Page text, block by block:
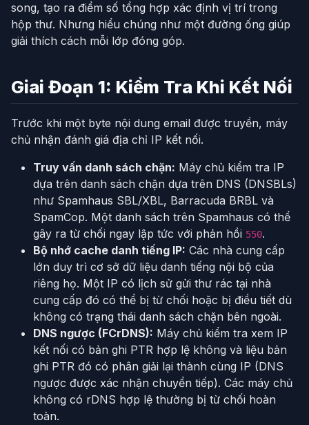
song, tạo ra điểm số tổng hợp xác định vị trí trong
hộp thư. Nhưng hiểu chúng như một đường ống giúp
giải thích cách mỗi lớp đóng góp.
Giai Đoạn 1: Kiểm Tra Khi Kết Nối
Trước khi một byte nội dung email được truyền, máy
chủ nhận đánh giá địa chỉ IP kết nối.
Truy vấn danh sách chặn: Máy chủ kiểm tra IP
dựa trên danh sách chặn dựa trên DNS (DNSBLs)
như Spamhaus SBL/XBL, Barracuda BRBL và
SpamCop. Một danh sách trên Spamhaus có thể
gây ra từ chối ngay lập tức với phản hồi 550.
Bộ nhớ cache danh tiếng IP: Các nhà cung cấp
lớn duy trì cơ sở dữ liệu danh tiếng nội bộ của
riêng họ. Một IP có lịch sử gửi thư rác tại nhà
cung cấp đó có thể bị từ chối hoặc bị điều tiết dù
không có trạng thái danh sách chặn bên ngoài.
DNS ngược (FCrDNS): Máy chủ kiểm tra xem IP
kết nối có bản ghi PTR hợp lệ không và liệu bản
ghi PTR đó có phân giải lại thành cùng IP (DNS
ngược được xác nhận chuyển tiếp). Các máy chủ
không có rDNS hợp lệ thường bị từ chối hoàn
toàn.